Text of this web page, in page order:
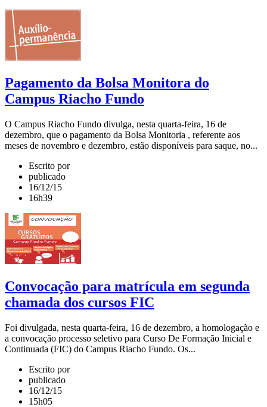
Pagamento da Bolsa Monitora do
Campus Riacho Fundo
O Campus Riacho Fundo divulga, nesta quarta-feira, 16 de
dezembro, que o pagamento da Bolsa Monitoria , referente aos
meses de novembro e dezembro, estão disponíveis para saque, no...
Escrito por
publicado
16/12/15
16h39
Convocação para matrícula em segunda
chamada dos cursos FIC
Foi divulgada, nesta quarta-feira, 16 de dezembro, a homologação e
a convocação processo seletivo para Curso De Formação Inicial e
Continuada (FIC) do Campus Riacho Fundo. Os...
Escrito por
publicado
16/12/15
15h05